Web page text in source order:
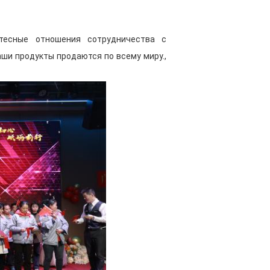
контролируются
высоким
и управление цепочками
конкурентоспособные
позволяя вам
выбором. А длительный
и снижает беспокойство по
хранении продукт
продукция обладает высокой
Будь то жаркое лето,
условия, наша
цвета, прочную краску, не
делает процесс
краски становится более
идеальный зеркальный
отношения сотрудничества с
продукты продаются по всему миру.,